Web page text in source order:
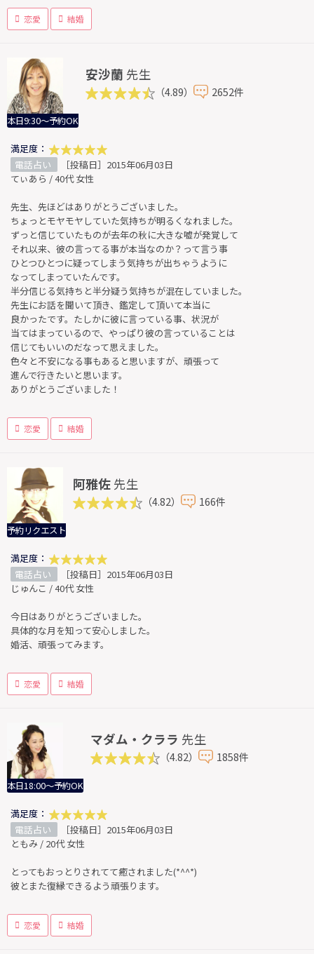
恋愛 結婚
本日9:30～予約OK
安沙蘭 先生
（4.89） 2652件
満足度：
電話占い
［投稿日］2015年06月03日
てぃあら / 40代 女性
先生、先ほどはありがとうございました。
ちょっとモヤモヤしていた気持ちが明るくなれました。
ずっと信じていたものが去年の秋に大きな嘘が発覚して
それ以来、彼の言ってる事が本当なのか？って言う事
ひとつひとつに疑ってしまう気持ちが出ちゃうように
なってしまっていたんです。
半分信じる気持ちと半分疑う気持ちが混在していました。
先生にお話を聞いて頂き、鑑定して頂いて本当に
良かったです。たしかに彼に言っている事、状況が
当てはまっているので、やっぱり彼の言っていることは
信じてもいいのだなって思えました。
色々と不安になる事もあると思いますが、頑張って
進んで行きたいと思います。
ありがとうございました！
恋愛 結婚
予約リクエスト
阿雅佐 先生
（4.82） 166件
満足度：
電話占い
［投稿日］2015年06月03日
じゅんこ / 40代 女性
今日はありがとうございました。
具体的な月を知って安心しました。
婚活、頑張ってみます。
恋愛 結婚
本日18:00～予約OK
マダム・クララ 先生
（4.82） 1858件
満足度：
電話占い
［投稿日］2015年06月03日
ともみ / 20代 女性
とってもおっとりされてて癒されました(*^^*)
彼とまた復縁できるよう頑張ります。
恋愛 結婚